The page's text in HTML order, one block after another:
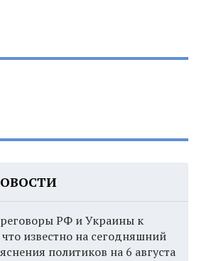
РФ и Украины к
известно на сегодняшний
политиков на 6 августа